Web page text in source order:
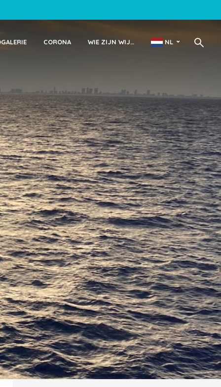
CORONA WIE ZIJN WIJ… NL